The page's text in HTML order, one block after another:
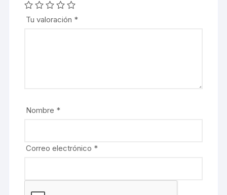
Tu valoración *
Nombre *
Correo electrónico *